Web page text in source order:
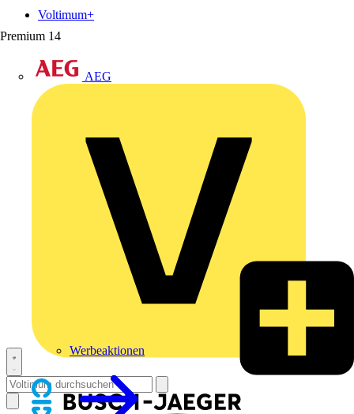
Premium 14
AEG
Voltimum+
Werbeaktionen